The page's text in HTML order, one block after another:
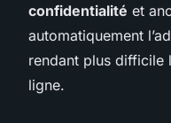
confidentialité et
automatiquement
rendant plus difficile
ligne.